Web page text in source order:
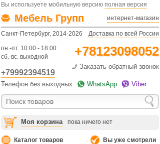
Вы используете мобильную версию полная версия
Мебель Групп интернет-магазин
Санкт-Петербург, 2014-2026 Доставка по всей России
пн.-пт. 10:00 - 18:00
сб.-вс. выходной
+78123098052
+79992394519
Заказать обратный звонок
Телефон без выходных WhatsApp Viber
Моя корзина пока ничего нет
Каталог товаров Вы уже смотрели